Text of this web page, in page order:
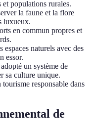
populations rurales.
la faune et la flore
luxueux.
en commun propres et
naturels avec des
essor.
un système de
sa culture unique.
responsable dans
de